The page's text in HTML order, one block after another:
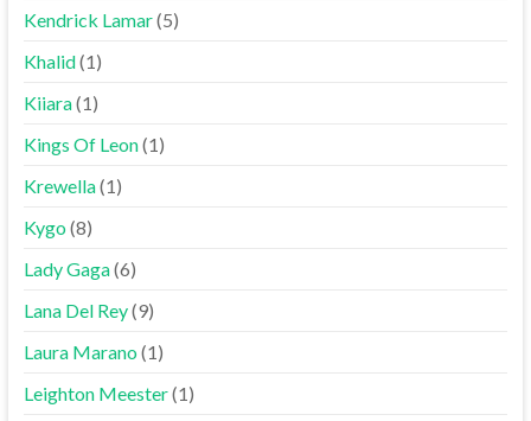
Kendrick Lamar(5)
Khalid(1)
Kiiara(1)
Kings Of Leon(1)
Krewella(1)
Kygo(8)
Lady Gaga(6)
Lana Del Rey(9)
Laura Marano(1)
Leighton Meester(1)